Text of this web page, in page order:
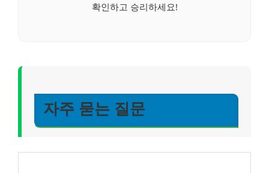
확인하고 승리하세요!
자주 묻는 질문